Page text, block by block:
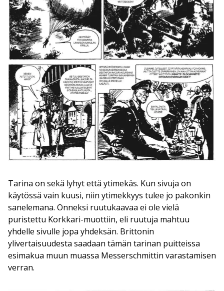
Tarina on sekä lyhyt että ytimekäs. Kun sivuja on
käytössä vain kuusi, niin ytimekkyys tulee jo pakonkin
sanelemana. Onneksi ruutukaavaa ei ole vielä
puristettu Korkkari-muottiin, eli ruutuja mahtuu
yhdelle sivulle jopa yhdeksän. Brittonin
ylivertaisuudesta saadaan tämän tarinan puitteissa
esimakua muun muassa Messerschmittin varastamisen
verran.